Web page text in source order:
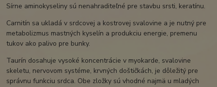
Sírne aminokyseliny sú nenahraditeľné pre stavbu srsti, keratínu.
Carnitín sa ukladá v srdcovej a kostrovej svalovine a je nutný pre
metabolizmus mastných kyselín a produkciu energie, premenu
tukov ako palivo pre bunky.
Taurín dosahuje vysoké koncentrácie v myokarde, svalovine
skeletu, nervovom systéme, krvných doštičkách, je dôležitý pre
správnu funkciu srdca. Obe zložky sú vhodné najmä u mladých